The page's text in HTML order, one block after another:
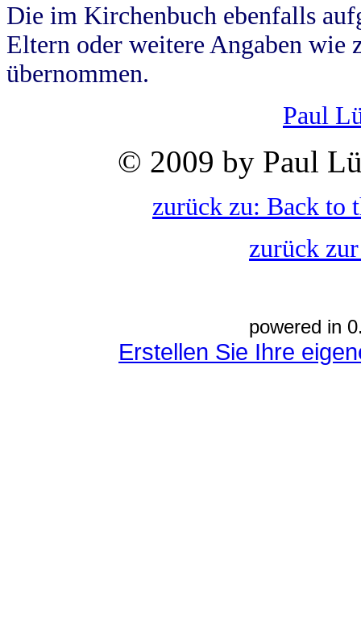
Die im Kirchenbuch ebenfalls
Eltern oder weitere Angaben wie
übernommen.
Paul
© 2009 by Paul
zurück zu: Back to
zurück
powered in
Erstellen Sie Ihre